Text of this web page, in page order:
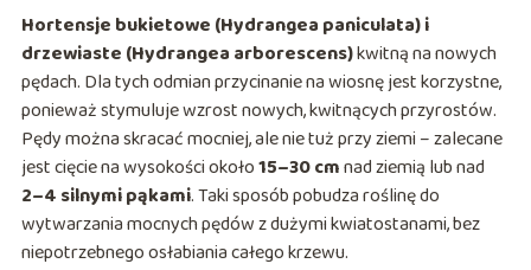
Hortensje bukietowe (Hydrangea paniculata) i
drzewiaste (Hydrangea arborescens)kwitną na nowych
pędach. Dla tych odmian przycinanie na wiosnę jest korzystne,
ponieważ stymuluje wzrost nowych, kwitnących przyrostów.
Pędy można skracać mocniej, ale nie tuż przy ziemi – zalecane
jest cięcie na wysokości około15–30 cmnad ziemią lub nad
2–4 silnymi pąkami. Taki sposób pobudza roślinę do
wytwarzania mocnych pędów z dużymi kwiatostanami, bez
niepotrzebnego osłabiania całego krzewu.